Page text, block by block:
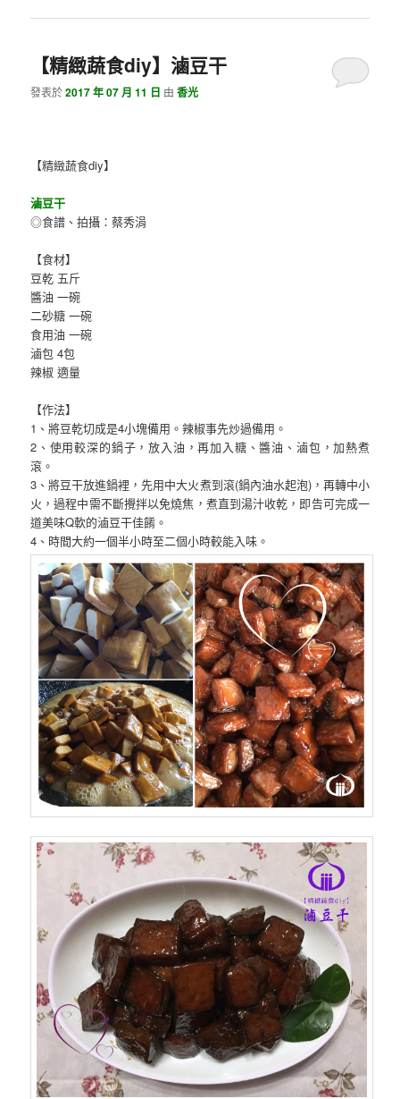
【精緻蔬食diy】滷豆干
發表於2017 年 07 月 11 日 由香光
【精緻蔬食diy】
滷豆干
◎食譜、拍攝：蔡秀涓
【食材】
豆乾 五斤
醬油 一碗
二砂糖 一碗
食用油 一碗
滷包 4包
辣椒 適量
【作法】
1、將豆乾切成是4小塊備用。辣椒事先炒過備用。
2、使用較深的鍋子，放入油，再加入糖、醬油、滷包，加熱煮
滾。
3、將豆干放進鍋裡，先用中大火煮到滾(鍋內油水起泡)，再轉中小
火，過程中需不斷攪拌以免燒焦，煮直到湯汁收乾，即告可完成一
道美味Q軟的滷豆干佳餚。
4、時間大約一個半小時至二個小時較能入味。